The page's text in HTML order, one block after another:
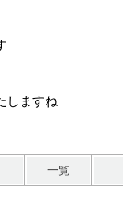
しますね
一覧